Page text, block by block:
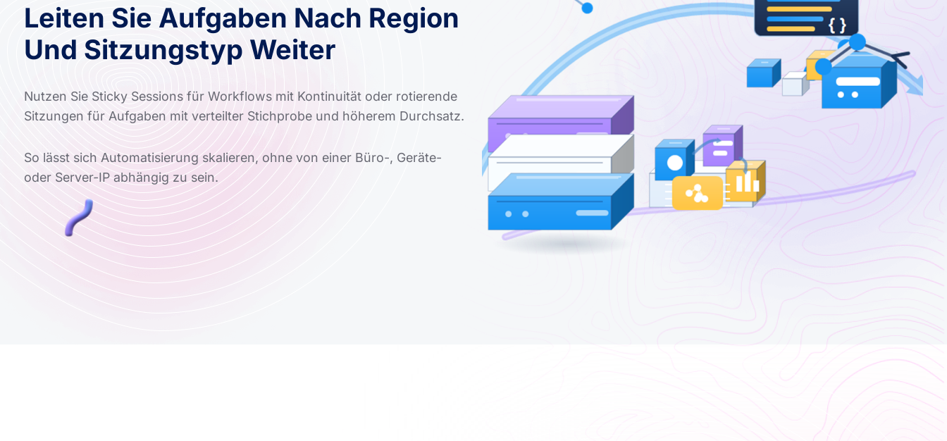
Leiten Sie Aufgaben Nach Region
Und Sitzungstyp Weiter
Nutzen Sie Sticky Sessions für Workflows mit Kontinuität oder rotierende
Sitzungen für Aufgaben mit verteilter Stichprobe und höherem Durchsatz.
So lässt sich Automatisierung skalieren, ohne von einer Büro-, Geräte-
oder Server-IP abhängig zu sein.